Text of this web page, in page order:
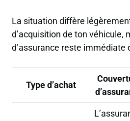
La situation diffère
d’acquisition de ton véhicule,
d’assurance reste immédiate
Type d’achat